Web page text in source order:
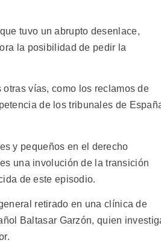
tuvo un abrupto desenlace,
la posibilidad de pedir la
vías, como los reclamos de
de los tribunales de
y pequeños en el derecho
una involución de la transición
de este episodio.
retirado en una clínica de
Baltasar Garzón, quien